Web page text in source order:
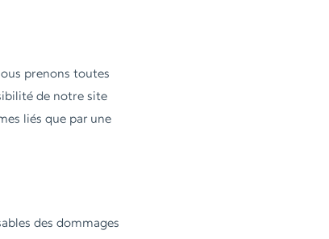
prenons toutes
de notre site
liés que par une
des dommages